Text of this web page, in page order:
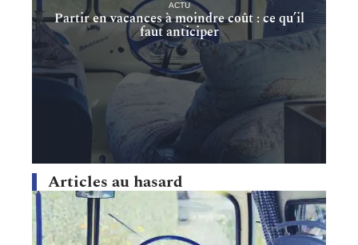
ACTU
Partir en vacances à moindre coût : ce qu’il
faut anticiper
Articles au hasard